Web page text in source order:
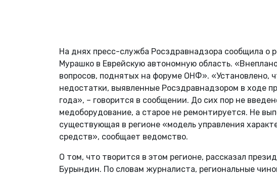
На днях пресс-служба Росздравнадзора сообщила о
Мурашко в Еврейскую автономную область.
вопросов, поднятых на форуме ОНФ». «Установлено,
недостатки, выявленные Росздравнадзором в ходе
года», – говорится в сообщении. До сих пор не
медоборудование, а старое не ремонтируется. Не
существующая в регионе «модель управления
средств», сообщает ведомство.
О том, что творится в этом регионе, рассказал
Бурындин. По словам журналиста, региональные